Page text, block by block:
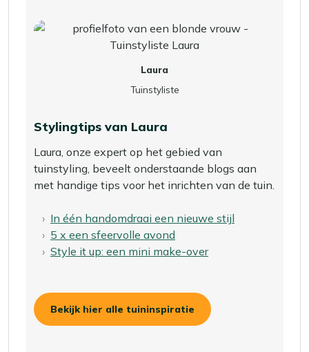
Laura
Tuinstyliste
Stylingtips van Laura
Laura, onze expert op het gebied van
tuinstyling, beveelt onderstaande blogs aan
met handige tips voor het inrichten van de tuin.
In één handomdraai een nieuwe stijl
5 x een sfeervolle avond
Style it up: een mini make-over
Bekijk hier alle tuininspiratie